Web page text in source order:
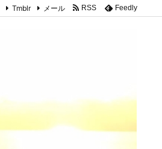
Tmblr メール RSS Feedly